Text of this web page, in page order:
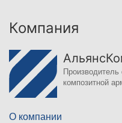
Компания
Производитель
композитной
О компании